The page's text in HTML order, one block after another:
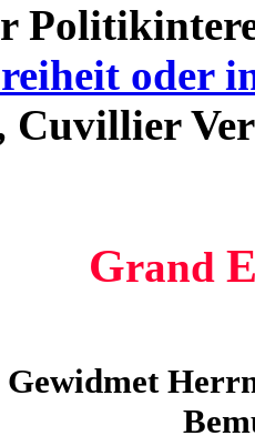
oder
Cuvillier
Grand
Gewidmet